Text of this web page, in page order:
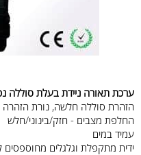
ערכת תאורה ניידת בעלת סוללה
הזהרת סוללה חלשה, נורת
החלפת מצבים - חזק/בינוני/חלש
עמיד במים
ידית מתקפלת וגלגלים מחוספסים